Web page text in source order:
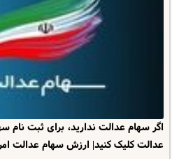
اگر سهام عدالت ندارید، برای ثبت نام
عدالت کلیک کنید| ارزش سهام عدالت